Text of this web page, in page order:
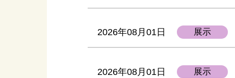
2026年08月01日 展示
2026年08月01日 展示